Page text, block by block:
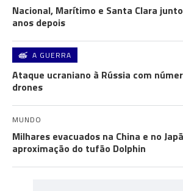
Nacional, Marítimo e Santa Clara
anos depois
A GUERRA
Ataque ucraniano à Rússia com
drones
MUNDO
Milhares evacuados na China e no
aproximação do tufão Dolphin